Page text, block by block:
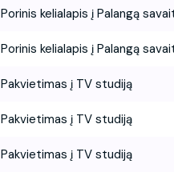
Porinis kelialapis į Palangą
Porinis kelialapis į Palangą
Pakvietimas į TV studiją
Pakvietimas į TV studiją
Pakvietimas į TV studiją